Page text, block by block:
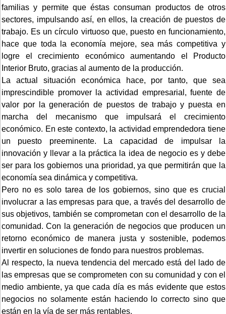
familias y permite que éstas consuman productos de otros
sectores, impulsando así, en ellos, la creación de puestos de
trabajo. Es un círculo virtuoso que, puesto en funcionamiento,
hace que toda la economía mejore, sea más competitiva y
logre el crecimiento económico aumentando el Producto
Interior Bruto, gracias al aumento de la producción.
La actual situación económica hace, por tanto, que sea
imprescindible promover la actividad empresarial, fuente de
valor por la generación de puestos de trabajo y puesta en
marcha del mecanismo que impulsará el crecimiento
económico. En este contexto, la actividad emprendedora tiene
un puesto preeminente. La capacidad de impulsar la
innovación y llevar a la práctica la idea de negocio es y debe
ser para los gobiernos una prioridad, ya que permitirán que la
economía sea dinámica y competitiva.
Pero no es solo tarea de los gobiernos, sino que es crucial
involucrar a las empresas para que, a través del desarrollo de
sus objetivos, también se comprometan con el desarrollo de la
comunidad. Con la generación de negocios que producen un
retorno económico de manera justa y sostenible, podemos
invertir en soluciones de fondo para nuestros problemas.
Al respecto, la nueva tendencia del mercado está del lado de
las empresas que se comprometen con su comunidad y con el
medio ambiente, ya que cada día es más evidente que estos
negocios no solamente están haciendo lo correcto sino que
están en la vía de ser más rentables.